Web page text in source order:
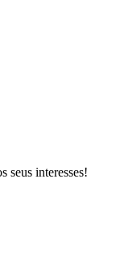
seus interesses!